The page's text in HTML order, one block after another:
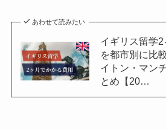
あわせて読みたい
イギリス留学
を都市別に比
イトン・マン
とめ【20…